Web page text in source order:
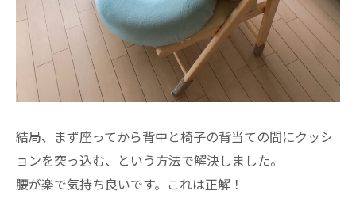
結局、まず座ってから背中と椅子の背当ての間にクッシ
ョンを突っ込む、という方法で解決しました。
腰が楽で気持ち良いです。これは正解！